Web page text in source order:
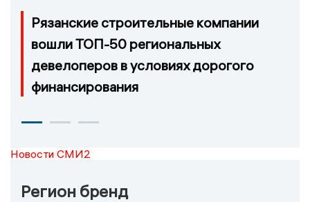
Рязанские строительные компании
вошли ТОП-50 региональных
девелоперов в условиях дорогого
финансирования
Новости СМИ2
Регион бренд